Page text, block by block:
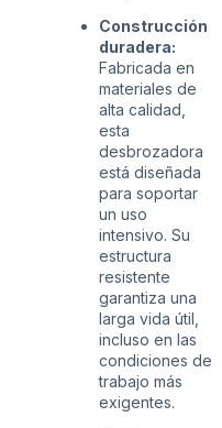
Construcción
duradera:
Fabricada en
materiales de
alta calidad,
esta
desbrozadora
está diseñada
para soportar
un uso
intensivo. Su
estructura
resistente
garantiza una
larga vida útil,
incluso en las
condiciones de
trabajo más
exigentes.